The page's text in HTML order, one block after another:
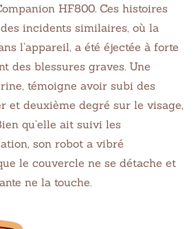
HF800. Ces histoires
incidents similaires, où la
l’appareil, a été éjectée à forte
des blessures graves. Une
témoigne avoir subi des
et deuxième degré sur le visage,
qu’elle ait suivi les
son robot a vibré
le couvercle ne se détache et
ne la touche.